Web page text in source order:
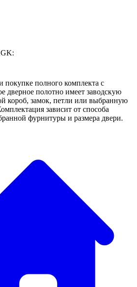
покупке полного комплекта с
дверное полотно имеет заводскую
короб, замок, петли или выбранную
зависит от способа
фурнитуры и размера двери.